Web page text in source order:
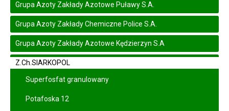
Grupa Azoty Zakłady Azotowe Puławy S.A.
Grupa Azoty Zakłady Chemiczne Police S.A.
Grupa Azoty Zakłady Azotowe Kędzierzyn S.A
Z.Ch.SIARKOPOL
Superfosfat granulowany
Potafoska 12